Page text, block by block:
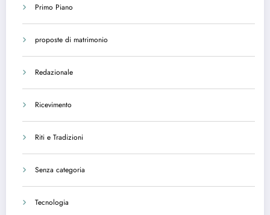
Primo Piano
proposte di matrimonio
Redazionale
Ricevimento
Riti e Tradizioni
Senza categoria
Tecnologia